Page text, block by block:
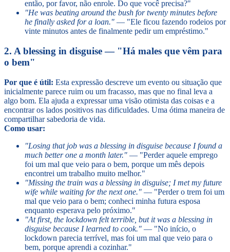
então, por favor, não enrole. Do que você precisa?"
"He was beating around the bush for twenty minutes before
he finally asked for a loan." — "Ele ficou fazendo rodeios por
vinte minutos antes de finalmente pedir um empréstimo."
2. A blessing in disguise — "Há males que vêm para
o bem"
Por que é útil: Esta expressão descreve um evento ou situação que
inicialmente parece ruim ou um fracasso, mas que no final leva a
algo bom. Ela ajuda a expressar uma visão otimista das coisas e a
encontrar os lados positivos nas dificuldades. Uma ótima maneira de
compartilhar sabedoria de vida.
Como usar:
"Losing that job was a blessing in disguise because I found a
much better one a month later." — "Perder aquele emprego
foi um mal que veio para o bem, porque um mês depois
encontrei um trabalho muito melhor."
"Missing the train was a blessing in disguise; I met my future
wife while waiting for the next one." — "Perder o trem foi um
mal que veio para o bem; conheci minha futura esposa
enquanto esperava pelo próximo."
"At first, the lockdown felt terrible, but it was a blessing in
disguise because I learned to cook." — "No início, o
lockdown parecia terrível, mas foi um mal que veio para o
bem, porque aprendi a cozinhar."